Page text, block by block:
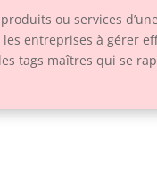
ou services
entreprises à gérer
tags maîtres qui se